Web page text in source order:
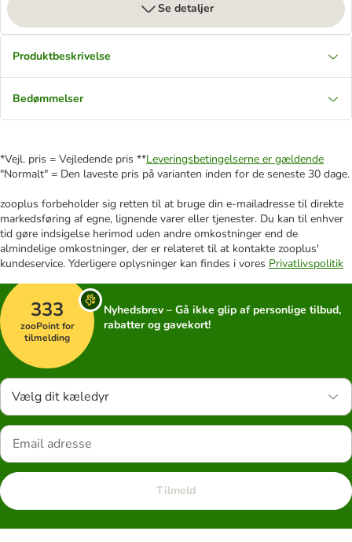
Se detaljer
Produktbeskrivelse
Bedømmelser
*Vejl. pris = Vejledende pris **Leveringsbetingelserne er gældende
"Normalt" = Den laveste pris på varianten inden for de seneste 30 dage.
zooplus forbeholder sig retten til at bruge din e-mailadresse til direkte
markedsføring af egne, lignende varer eller tjenester. Du kan til enhver
tid gøre indsigelse herimod uden andre omkostninger end de
almindelige omkostninger, der er relateret til at kontakte zooplus'
kundeservice. Yderligere oplysninger kan findes i vores Privatlivspolitik
333
zooPoint for
tilmelding
Nyhedsbrev – Gå ikke glip af personlige tilbud,
rabatter og gavekort!
Vælg dit kæledyr
Tilmeld